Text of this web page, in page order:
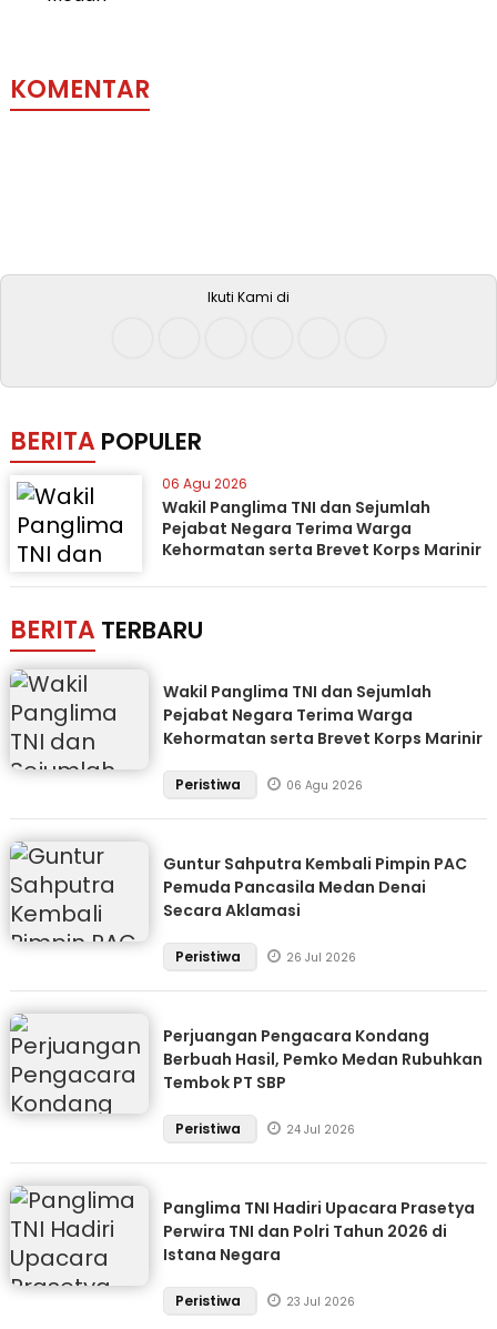
KOMENTAR
Ikuti Kami di
BERITA POPULER
06 Agu 2026
Wakil Panglima TNI dan Sejumlah
Pejabat Negara Terima Warga
Kehormatan serta Brevet Korps Marinir
BERITA TERBARU
Wakil Panglima TNI dan Sejumlah
Pejabat Negara Terima Warga
Kehormatan serta Brevet Korps Marinir
Peristiwa 06 Agu 2026
Guntur Sahputra Kembali Pimpin PAC
Pemuda Pancasila Medan Denai
Secara Aklamasi
Peristiwa 26 Jul 2026
Perjuangan Pengacara Kondang
Berbuah Hasil, Pemko Medan Rubuhkan
Tembok PT SBP
Peristiwa 24 Jul 2026
Panglima TNI Hadiri Upacara Prasetya
Perwira TNI dan Polri Tahun 2026 di
Istana Negara
Peristiwa 23 Jul 2026